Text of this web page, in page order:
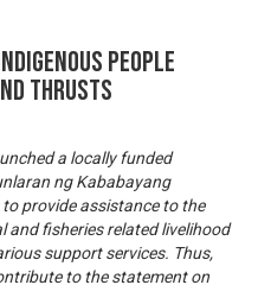
People
Thrusts
a locally funded
ng Kababayang
provide assistance to the
fisheries related livelihood
support services. Thus,
to the statement on